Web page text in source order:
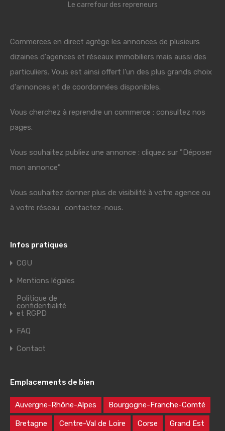
Le carrefour des repreneurs
Commerces en direct agrège les annonces de plusieurs
dizaines d'agences et réseaux immobiliers mais aussi des
particuliers. Vous est ainsi offert l'un des plus grands choix
d'annonces et de coordonnées disponibles.
Vous cherchez à reprendre un commerce : consultez nos
pages.
Vous souhaitez publiez une annonce : cliquez sur "Déposer
mon annonce"
Vous souhaitez donner plus de visibilité à votre agence ou
à votre réseau : contactez-nous.
Infos pratiques
CGU
Mentions légales
Politique de
confidentialité
et RGPD
FAQ
Contact
Emplacements de bien
Auvergne-Rhône-Alpes Bourgogne-Franche-Comté
Bretagne Centre-Val de Loire Corse Grand Est